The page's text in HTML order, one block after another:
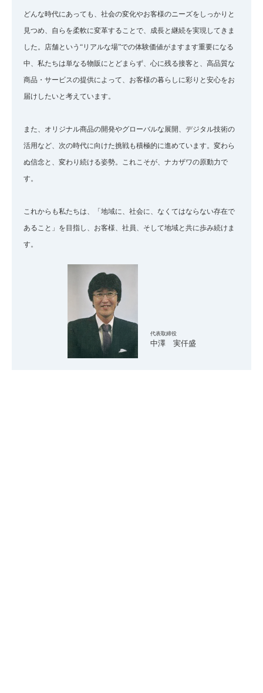
どんな時代にあっても、社会の変化やお客様のニーズをしっかりと
見つめ、自らを柔軟に変革することで、成長と継続を実現してきま
した。店舗という“リアルな場”での体験価値がますます重要になる
中、私たちは単なる物販にとどまらず、心に残る接客と、高品質な
商品・サービスの提供によって、お客様の暮らしに彩りと安心をお
届けしたいと考えています。
また、オリジナル商品の開発やグローバルな展開、デジタル技術の
活用など、次の時代に向けた挑戦も積極的に進めています。変わら
ぬ信念と、変わり続ける姿勢。これこそが、ナカザワの原動力で
す。
これからも私たちは、「地域に、社会に、なくてはならない存在で
あること」を目指し、お客様、社員、そして地域と共に歩み続けま
す。
代表取締役
中澤 実仟盛